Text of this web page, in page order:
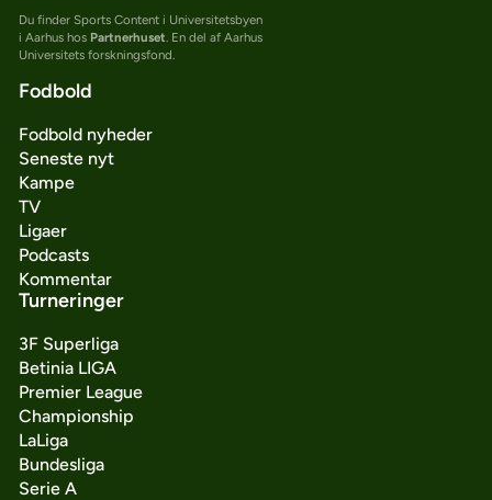
Du finder Sports Content i Universitetsbyen
i Aarhus hos Partnerhuset. En del af Aarhus
Universitets forskningsfond.
Fodbold
Fodbold nyheder
Seneste nyt
Kampe
TV
Ligaer
Podcasts
Kommentar
Turneringer
3F Superliga
Betinia LIGA
Premier League
Championship
LaLiga
Bundesliga
Serie A